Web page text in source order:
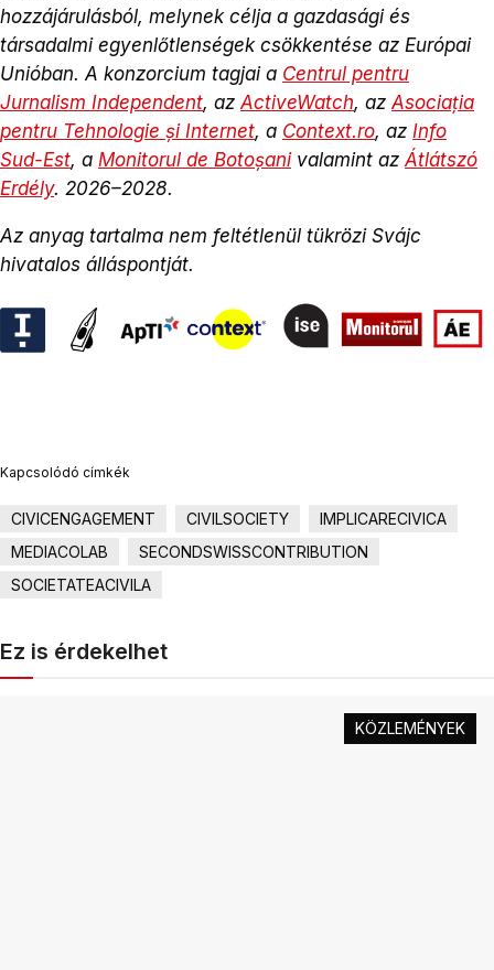
hozzájárulásból, melynek célja a gazdasági és
társadalmi egyenlőtlenségek csökkentése az Európai
Unióban. A konzorcium tagjai a Centrul pentru
Jurnalism Independent, az ActiveWatch, az Asociația
pentru Tehnologie și Internet, a Context.ro, az Info
Sud-Est, a Monitorul de Botoșanivalamint az Átlátszó
Erdély. 2026–2028.
Az anyag tartalma nem feltétlenül tükrözi Svájc
hivatalos álláspontját.
Kapcsolódó címkék
CIVICENGAGEMENT CIVILSOCIETY
IMPLICARECIVICA
MEDIACOLAB
SECONDSWISSCONTRIBUTION
SOCIETATEACIVILA
Ez is érdekelhet
KÖZLEMÉNYEK